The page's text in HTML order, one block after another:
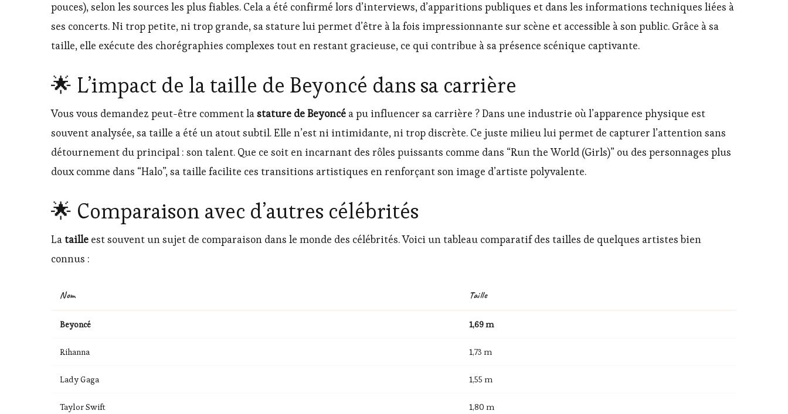
pouces), selon les sources les plus fiables. Cela a été confirmé lors d’interviews, d’apparitions publiques et dans les informations techniques liées à
ses concerts. Ni trop petite, ni trop grande, sa stature lui permet d’être à la fois impressionnante sur scène et accessible à son public. Grâce à sa
taille, elle exécute des chorégraphies complexes tout en restant gracieuse, ce qui contribue à sa présence scénique captivante.
🌟 L’impact de la taille de Beyoncé dans sa carrière
Vous vous demandez peut-être comment lastature de Beyoncé a pu influencer sa carrière ? Dans une industrie où l’apparence physique est
souvent analysée, sa taille a été un atout subtil. Elle n’est ni intimidante, ni trop discrète. Ce juste milieu lui permet de capturer l’attention sans
détournement du principal : son talent. Que ce soit en incarnant des rôles puissants comme dans “Run the World (Girls)” ou des personnages plus
doux comme dans “Halo”, sa taille facilite ces transitions artistiques en renforçant son image d’artiste polyvalente.
🌟 Comparaison avec d’autres célébrités
La taille est souvent un sujet de comparaison dans le monde des célébrités. Voici un tableau comparatif des tailles de quelques artistes bien
connus :
Nom Taille
Beyoncé 1,69 m
Rihanna 1,73 m
Lady Gaga 1,55 m
Taylor Swift 1,80 m